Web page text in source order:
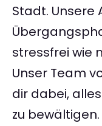
Stadt. Unsere
stressfrei wie
Unser Team
dir dabei,
zu